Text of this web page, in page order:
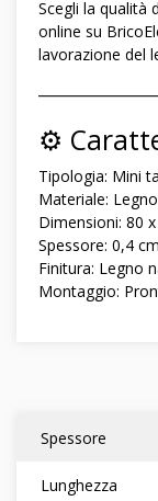
Scegli la qualità
online su
lavorazione del
⚙️
Tipologia: Mini
Materiale:
Dimensioni: 80
Spessore: 0,4 cm
Finitura: Legno
Montaggio:
Spessore
Lunghezza